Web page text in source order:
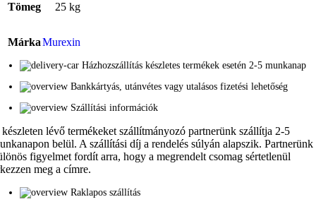
Tömeg 25 kg
MárkaMurexin
Házhozszállítás készletes termékek esetén 2-5 munkanap
Bankkártyás, utánvétes vagy utalásos fizetési lehetőség
Szállítási információk
lévő termékeket szállítmányozó partnerünk szállítja 2-5
belül. A szállítási díj a rendelés súlyán alapszik. Partnerünk
figyelmet fordít arra, hogy a megrendelt csomag sértetlenül
meg a címre.
Raklapos szállítás